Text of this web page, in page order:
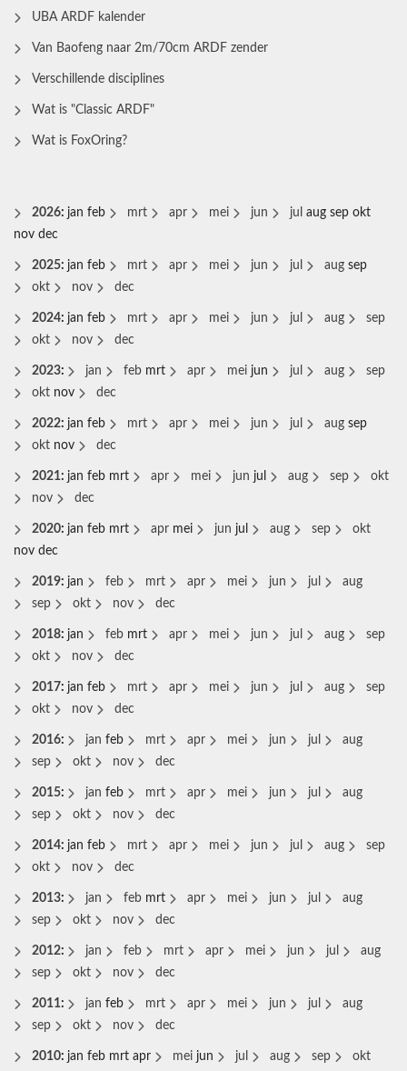
UBA ARDF kalender
Van Baofeng naar 2m/70cm ARDF zender
Verschillende disciplines
Wat is "Classic ARDF"
Wat is FoxOring?
2026: jan feb mrt apr mei jun jul aug sep okt
nov dec
2025: jan feb mrt apr mei jun jul aug sep
okt
nov dec
2024: jan feb mrt apr mei jun jul aug
sep
okt
nov dec
2023: jan feb mrt apr mei jun jul aug
sep
okt nov dec
2022: jan feb mrt apr mei jun jul aug sep
okt nov dec
2021: jan feb mrt apr mei jun jul aug sep
okt
nov
dec
2020: jan feb mrt apr mei jun jul aug sep
okt
nov dec
2019: jan feb mrt apr mei jun jul
aug
sep
okt nov dec
2018: jan feb mrt apr mei jun jul aug
sep
okt
nov dec
2017: jan feb mrt apr mei jun jul aug
sep
okt
nov dec
2016: jan feb mrt apr mei jun jul
aug
sep
okt nov dec
2015: jan feb mrt apr mei jun jul
aug
sep
okt nov dec
2014: jan feb mrt apr mei jun jul aug
sep
okt
nov dec
2013: jan feb mrt apr mei jun jul
aug
sep
okt nov dec
2012: jan feb mrt apr mei jun jul
aug
sep
okt nov dec
2011: jan feb mrt apr mei jun jul
aug
sep
okt nov dec
2010: jan feb mrt apr mei jun jul aug sep
okt